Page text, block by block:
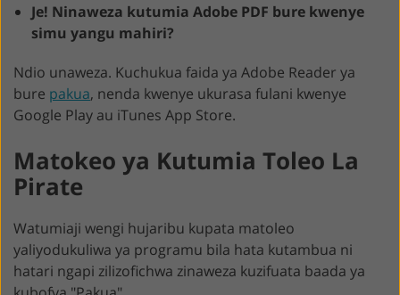
Je! Ninaweza kutumia Adobe PDF bure kwenye
simu yangu mahiri?
Ndio unaweza. Kuchukua faida ya Adobe Reader ya
bure pakua, nenda kwenye ukurasa fulani kwenye
Google Play au iTunes App Store.
Matokeo ya Kutumia Toleo La
Pirate
Watumiaji wengi hujaribu kupata matoleo
yaliyodukuliwa ya programu bila hata kutambua ni
hatari ngapi zilizofichwa zinaweza kuzifuata baada ya